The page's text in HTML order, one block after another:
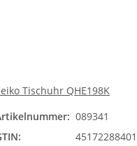
Tischuhr QHE198K
089341